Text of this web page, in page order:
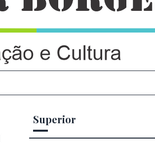
Superior